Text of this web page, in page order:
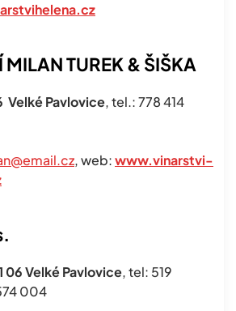
MILAN TUREK & ŠIŠKA
Velké Pavlovice, tel.: 778 414
, web:www.vinarstvi-
06 Velké Pavlovice, tel: 519
004